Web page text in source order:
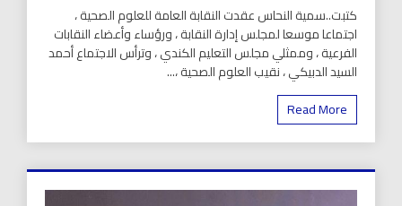
كتبت..سمية النحاس عقدت النقابة العامة للعلوم الصحية ،
اجتماعا موسعا لمجلس إدارة النقابة ، ورؤساء وأعضاء النقابات
الفرعية ، وممثلي مجلس التعليم الكندي ، وترأس الاجتماع أحمد
السيد الدبيكي ، نقيب العلوم الصحية ،...
Read More